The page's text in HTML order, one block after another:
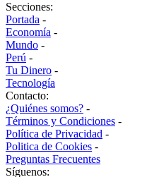
Secciones:
Portada -
Economía -
Mundo -
Perú -
Tu Dinero -
Tecnología
Contacto:
¿Quiénes somos? -
Términos y Condiciones -
Política de Privacidad -
Politica de Cookies -
Preguntas Frecuentes
Síguenos: